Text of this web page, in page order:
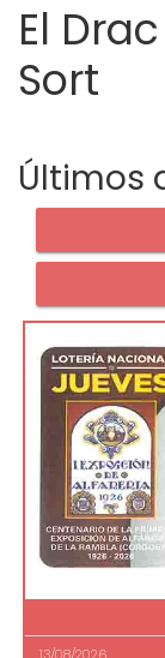
El
Sort
Últimos